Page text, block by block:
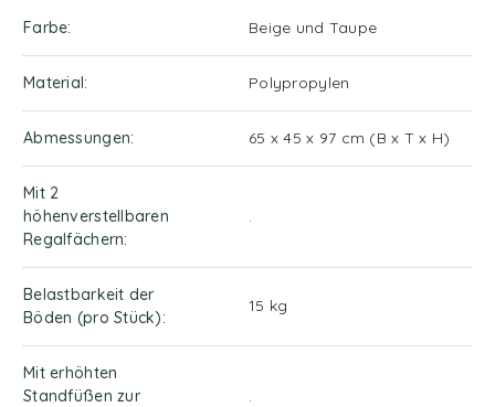
Farbe Beige und Taupe
Material Polypropylen
Abmessungen 65 x 45 x 97 cm (B x T x H)
Mit 2
höhenverstellbaren
Regalfächern
.
Belastbarkeit der
Böden (pro Stück)
15 kg
Mit erhöhten
Standfüßen zur
.